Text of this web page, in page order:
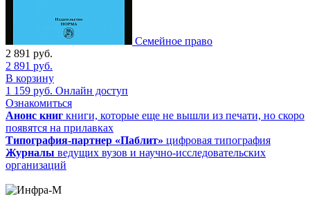
Семейное право
2 891 руб.
2 891 руб.
В корзину
1 159 руб. Онлайн доступ
Ознакомиться
Анонс книг книги, которые еще не вышли из печати, но скоро
появятся на прилавках
Типография-партнер «Паблит» цифровая типография
Журналы ведущих вузов и научно-исследовательских
организаций